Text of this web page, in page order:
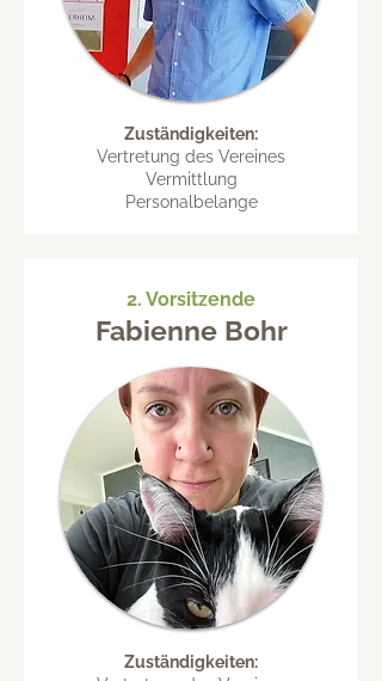
Zuständigkeiten:
Vertretung des Vereines
Vermittlung
Personalbelange
2. Vorsitzende
Fabienne Bohr
Zuständigkeiten: